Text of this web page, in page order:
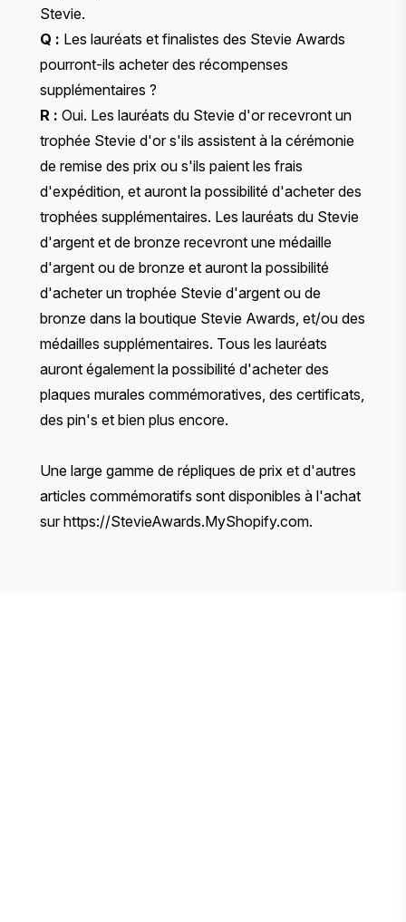
Stevie.
Q : Les lauréats et finalistes des Stevie Awards
pourront-ils acheter des récompenses
supplémentaires ?
R : Oui. Les lauréats du Stevie d'or recevront un
trophée Stevie d'or s'ils assistent à la cérémonie
de remise des prix ou s'ils paient les frais
d'expédition, et auront la possibilité d'acheter des
trophées supplémentaires. Les lauréats du Stevie
d'argent et de bronze recevront une médaille
d'argent ou de bronze et auront la possibilité
d'acheter un trophée Stevie d'argent ou de
bronze dans la boutique Stevie Awards, et/ou des
médailles supplémentaires. Tous les lauréats
auront également la possibilité d'acheter des
plaques murales commémoratives, des certificats,
des pin's et bien plus encore.
Une large gamme de répliques de prix et d'autres
articles commémoratifs sont disponibles à l'achat
surhttps://StevieAwards.MyShopify.com.